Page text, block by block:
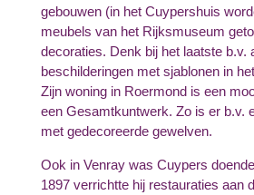
gebouwen (in het Cuypershuis
meubels van het Rijksmuseum
decoraties. Denk bij het laatste b.v.
beschilderingen met sjablonen in
Zijn woning in Roermond is een
een Gesamtkuntwerk. Zo is er b.v.
met gedecoreerde gewelven.
Ook in Venray was Cuypers
1897 verrichtte hij restauraties aan